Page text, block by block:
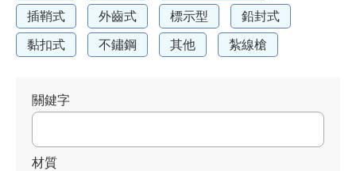
插鞘式
外齒式 標示型
鉛封式
黏扣式
不鏽鋼 其他 紮線槍
關鍵字
材質